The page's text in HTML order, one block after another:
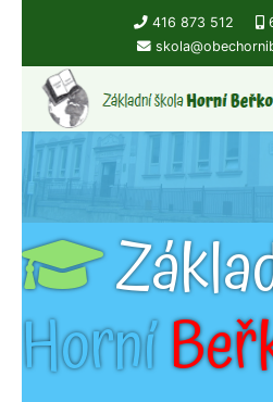
416 873 512
Horní